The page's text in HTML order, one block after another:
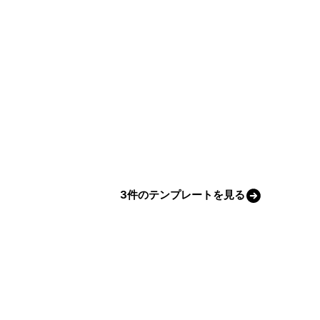
3件のテンプレートを見る